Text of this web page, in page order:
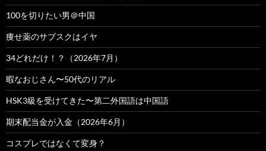
100を切りたい男＠中国
痩せ薬のサブスクはイヤ
34どれだけ！？（2026年7月）
暇なおじさん〜50代のリアル
HSK3級を受けてきた〜第二外国語は中国語
期末配当金が入金（2026年6月）
コスプレではなくて変身？